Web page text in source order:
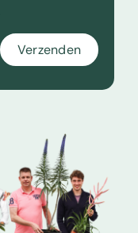
Verzenden